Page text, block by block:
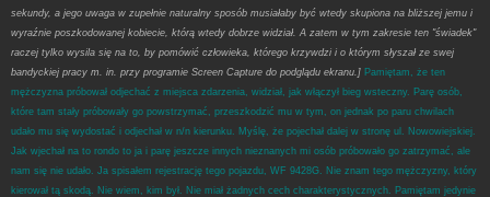
sekundy, a jego uwaga w zupełnie naturalny sposób musiałaby być wtedy skupiona na bliższej jemu i
wyraźnie poszkodowanej kobiecie, którą wtedy dobrze widział. A zatem w tym zakresie ten "świadek"
raczej tylko wysila się na to, by pomówić człowieka, którego krzywdzi i o którym słyszał ze swej
bandyckiej pracy m. in. przy programie Screen Capture do podglądu ekranu.] Pamiętam, że ten
mężczyzna próbował odjechać z miejsca zdarzenia, widział, jak włączył bieg wsteczny. Parę osób,
które tam stały próbowały go powstrzymać, przeszkodzić mu w tym, on jednak po paru chwilach
udało mu się wydostać i odjechał w n/n kierunku. Myślę, że pojechał dalej w stronę ul. Nowowiejskiej.
Jak wjechał na to rondo to ja i parę jeszcze innych nieznanych mi osób próbowało go zatrzymać, ale
nam się nie udało. Ja spisałem rejestrację tego pojazdu, WF 9428G. Nie znam tego mężczyzny, który
kierował tą skodą. Nie wiem, kim był. Nie miał żadnych cech charakterystycznych. Pamiętam jedynie